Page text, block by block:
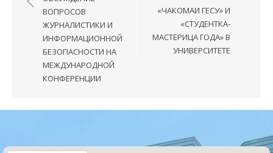
ВОПРОСОВ
ЖУРНАЛИСТИКИ И
ИНФОРМАЦИОННОЙ
БЕЗОПАСНОСТИ НА
МЕЖДУНАРОДНОЙ
КОНФЕРЕНЦИИ
«ЧАКОМАИ ГЕСУ» И
«СТУДЕНТКА-
МАСТЕРИЦА ГОДА» В
УНИВЕРСИТЕТЕ